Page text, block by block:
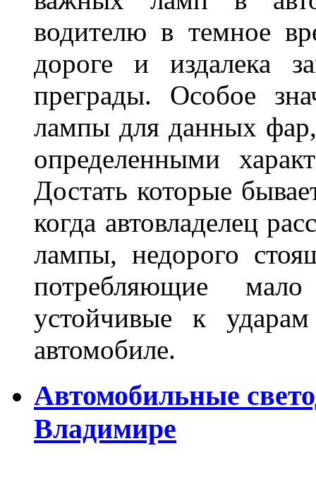
водителю в темное
дороге и издалека
преграды. Особое
лампы для данных
определенными
Достать которые
когда автовладелец
лампы, недорого
потребляющие
устойчивые к
автомобиле.
Автомобильные
Владимире